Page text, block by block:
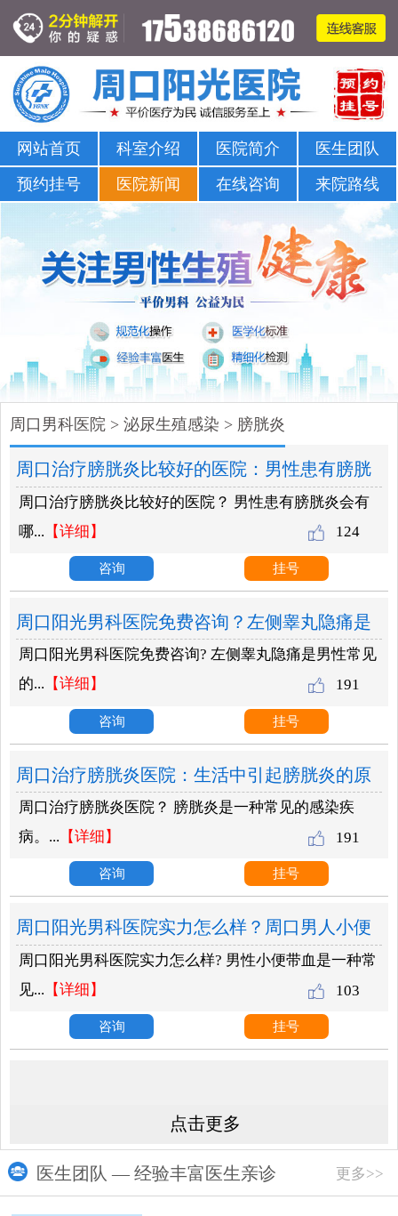
周口哪家医院可以看男科-正规男科-医院排名
网站首页 科室介绍 医院简介
医生团队
预约挂号
医院新闻 在线咨询 来院路线
周口男科医院 >泌尿生殖感染 > 膀胱炎
周口治疗膀胱炎比较好的医院：男性患有膀胱
炎会有哪些症状表现？
124
周口治疗膀胱炎比较好的医院？ 男性患有膀胱炎会有
哪... 【详细】
咨询 挂号
周口阳光男科医院免费咨询？左侧睾丸隐痛是
什么原因？
191
周口阳光男科医院免费咨询? 左侧睾丸隐痛是男性常见
的... 【详细】
咨询 挂号
周口治疗膀胱炎医院：生活中引起膀胱炎的原
因有什么呢？
191
周口治疗膀胱炎医院？ 膀胱炎是一种常见的感染疾
病。... 【详细】
咨询 挂号
周口阳光男科医院实力怎么样？周口男人小便
有血是什么病？
103
周口阳光男科医院实力怎么样? 男性小便带血是一种常
见... 【详细】
咨询 挂号
点击更多
医生团队 — 经验丰富医生亲诊 更多>>